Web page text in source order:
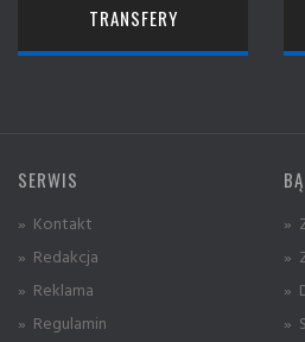
TRANSFERY
SERWIS
» Kontakt
» Redakcja
» Reklama
» Regulamin
»
»
»
»